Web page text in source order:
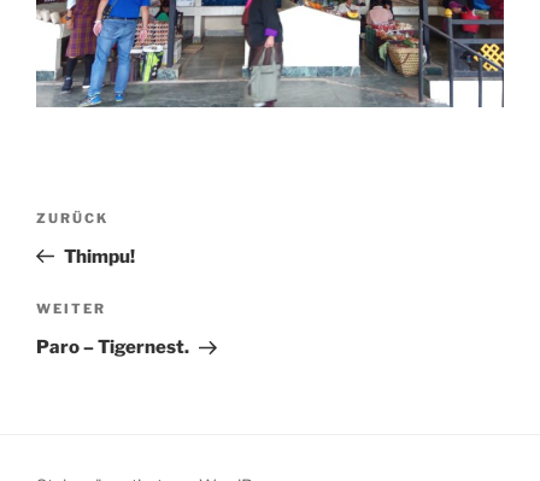
Beitragsnavigation
Vorheriger
Beitrag
ZURÜCK
Thimpu!
Nächster
Beitrag
WEITER
Paro – Tigernest.